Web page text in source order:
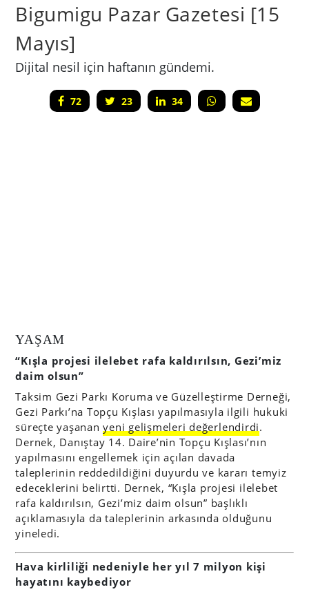
Bigumigu Pazar Gazetesi [15
Mayıs]
Dijital nesil için haftanın gündemi.
72 23 34
YAŞAM
“Kışla projesi ilelebet rafa kaldırılsın, Gezi’miz
daim olsun”
Taksim Gezi Parkı Koruma ve Güzelleştirme Derneği,
Gezi Parkı’na Topçu Kışlası yapılmasıyla ilgili hukuki
süreçte yaşananyeni gelişmeleri değerlendirdi.
Dernek, Danıştay 14. Daire’nin Topçu Kışlası’nın
yapılmasını engellemek için açılan davada
taleplerinin reddedildiğini duyurdu ve kararı temyiz
edeceklerini belirtti. Dernek, “Kışla projesi ilelebet
rafa kaldırılsın, Gezi’miz daim olsun” başlıklı
açıklamasıyla da taleplerinin arkasında olduğunu
yineledi.
Hava kirliliği nedeniyle her yıl 7 milyon kişi
hayatını kaybediyor